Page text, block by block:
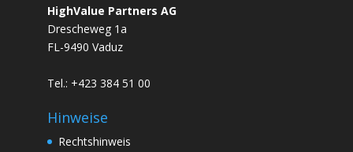
HighValue Partners AG
Drescheweg 1a
FL-9490 Vaduz
Tel.: +423 384 51 00
Hinweise
Rechtshinweis